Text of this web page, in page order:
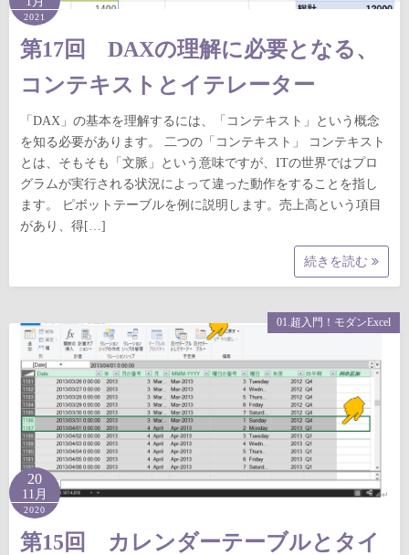
2021
第17回 DAXの理解に必要となる、
コンテキストとイテレーター
「DAX」の基本を理解するには、「コンテキスト」という概念
を知る必要があります。 二つの「コンテキスト」 コンテキスト
とは、そもそも「文脈」という意味ですが、ITの世界ではプロ
グラムが実行される状況によって違った動作をすることを指し
ます。 ピボットテーブルを例に説明します。売上高という項目
があり、得[…]
続きを読む
01.超入門！モダンExcel
20
11月
2020
第15回 カレンダーテーブルとタイ